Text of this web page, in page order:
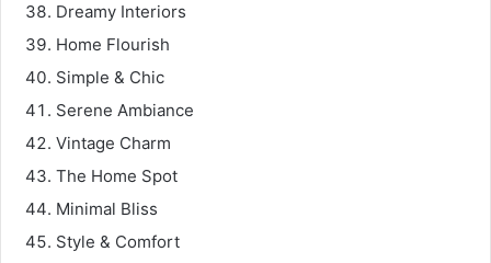
Dreamy Interiors
Home Flourish
Simple & Chic
Serene Ambiance
Vintage Charm
The Home Spot
Minimal Bliss
Style & Comfort